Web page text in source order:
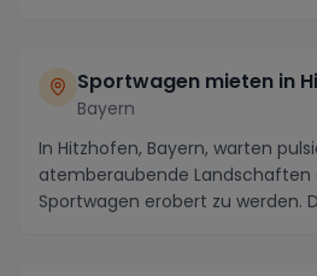
Sportwagen mieten in
Bayern
In Hitzhofen, Bayern, warten
atemberaubende Landschaften
Sportwagen erobert zu werden.